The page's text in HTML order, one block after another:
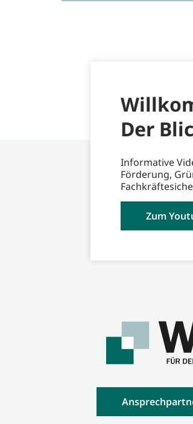
Der
Informative
Förderung,
Zum